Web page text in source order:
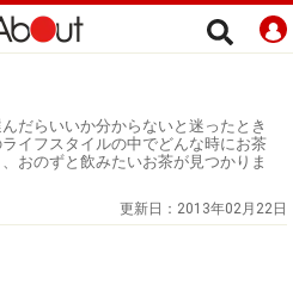
だらいいか分からないと迷ったとき
イフスタイルの中でどんな時にお茶
おのずと飲みたいお茶が見つかりま
更新日： 2013年02月22日